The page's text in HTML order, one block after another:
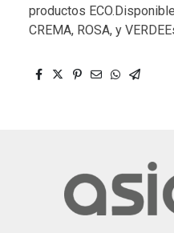
productos
CREMA, ROSA, y